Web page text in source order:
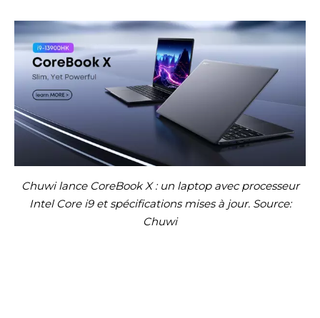
Chuwi lance CoreBook X : un laptop avec processeur
Intel Core i9 et spécifications mises à jour. Source:
Chuwi